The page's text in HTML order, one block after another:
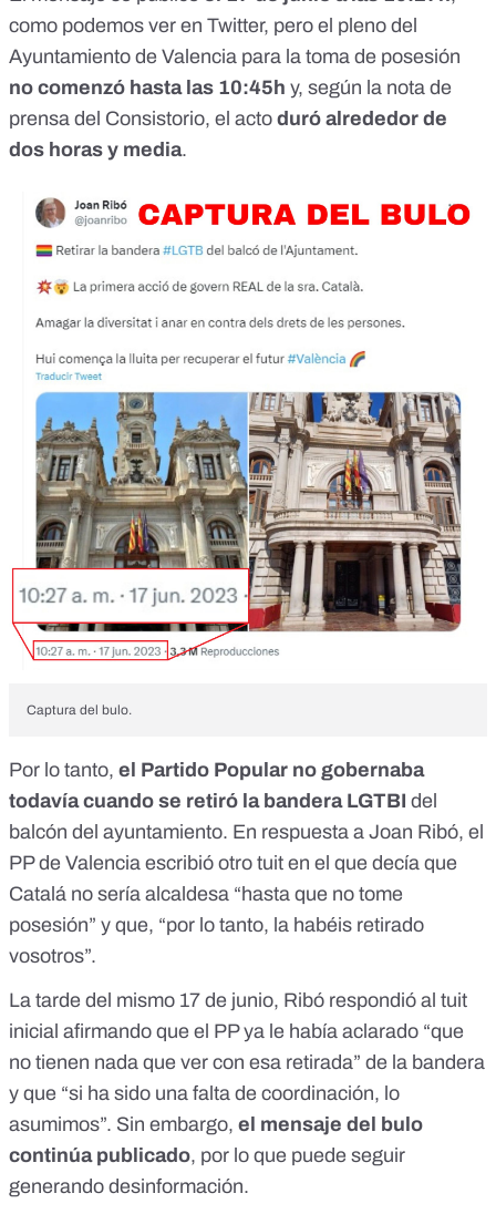
como podemos ver en Twitter, pero el pleno del
Ayuntamiento de Valencia para la toma de posesión
no comenzó hasta las 10:45h y, según la nota de
prensa del Consistorio, el acto duró alrededor de
dos horas y media.
Captura del bulo.
Por lo tanto, el Partido Popular no gobernaba
todavía cuando se retiró la bandera LGTBI del
balcón del ayuntamiento. En respuesta a Joan Ribó, el
PP de Valencia escribió otro tuit en el que decía que
Catalá no sería alcaldesa “hasta que no tome
posesión” y que, “por lo tanto, la habéis retirado
vosotros”.
La tarde del mismo 17 de junio, Ribó respondió al tuit
inicial afirmando que el PP ya le había aclarado “que
no tienen nada que ver con esa retirada” de la bandera
y que “si ha sido una falta de coordinación, lo
asumimos”. Sin embargo, el mensaje del bulo
continúa publicado, por lo que puede seguir
generando desinformación.